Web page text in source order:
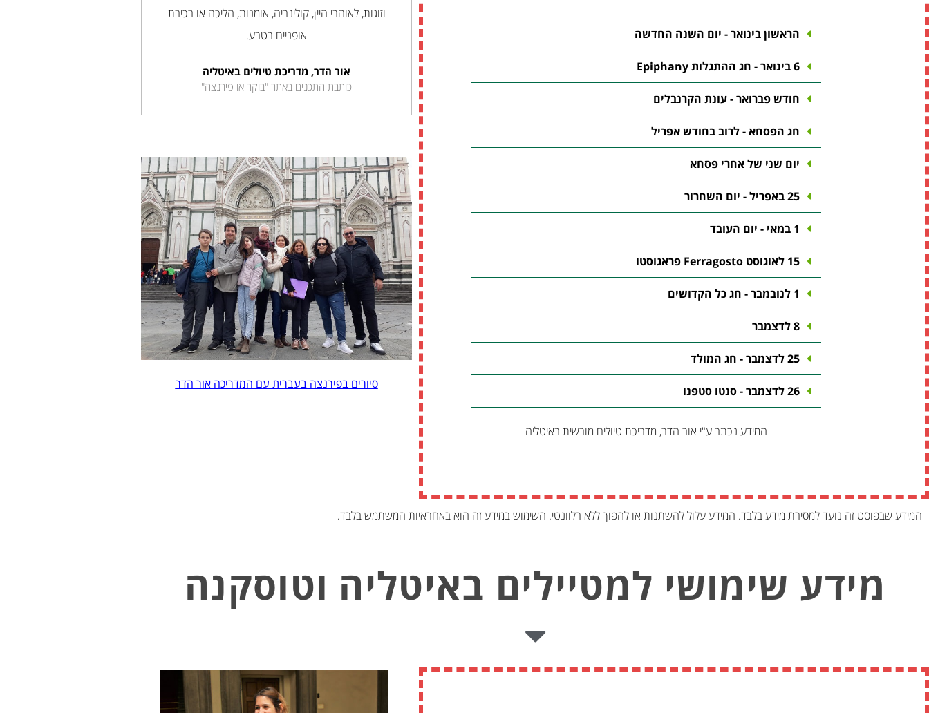
הראשון בינואר - יום השנה החדשה
6 בינואר - חג ההתגלות Epiphany
חודש פברואר - עונת הקרנבלים
חג הפסחא - לרוב בחודש אפריל
יום שני של אחרי פסחא
25 באפריל - יום השחרור
1 במאי - יום העובד
15 לאוגוסט Ferragosto פראגוסטו
1 לנובמבר - חג כל הקדושים
8 לדצמבר
25 לדצמבר - חג המולד
26 לדצמבר - סנטו סטפנו
המידע נכתב ע"י אור הדר, מדריכת טיולים מורשית באיטליה
וזוגות, לאוהבי היין, קולינריה, אומנות, הליכה או רכיבת
אופניים בטבע.
אור הדר, מדריכת טיולים באיטליה
כותבת התכנים באתר "בוקר או פירנצה"
סיורים בפירנצה בעברית עם המדריכה אור הדר
המידע שבפוסט זה נועד למסירת מידע בלבד. המידע עלול להשתנות או להפוך ללא רלוונטי. השימוש במידע זה הוא באחראיות המשתמש בלבד.
מידע שימושי למטיילים באיטליה וטוסקנה